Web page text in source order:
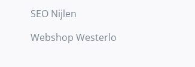
SEO Nijlen
Webshop Westerlo